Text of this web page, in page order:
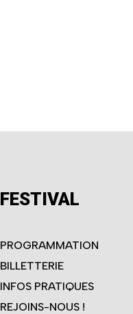
FESTIVAL
PROGRAMMATION
BILLETTERIE
INFOS PRATIQUES
REJOINS-NOUS !